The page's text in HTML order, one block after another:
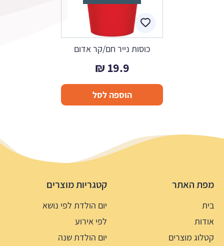
כוסות נייר חם/קר אדום
19.9
₪
הוספה לסל
מפת האתר
בית
אודות
קטלוג מוצרים
קטגריות מוצרים
יום הולדת לפי נושא
לפי אירוע
יום הולדת שנה